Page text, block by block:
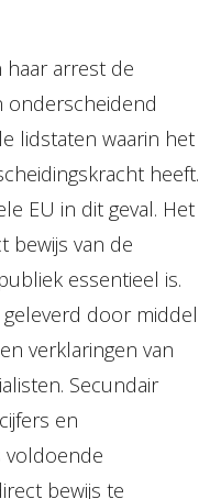
arrest de
onderscheidend
lidstaten waarin het
heeft.
EU in dit geval. Het
bewijs van de
essentieel is.
door middel
verklaringen van
Secundair
en
voldoende
bewijs te